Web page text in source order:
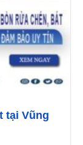
tại Vũng